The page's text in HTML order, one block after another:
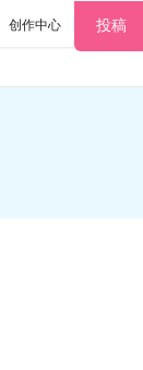
创作中心 投稿